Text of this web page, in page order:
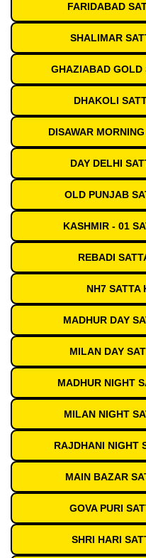
FARIDABAD
SHALIMAR
GHAZIABAD GOLD
DHAKOLI
DISAWAR
DAY DELHI
OLD PUNJAB
KASHMIR - 01
REBADI
NH7 SATTA
MADHUR DAY
MILAN DAY
MADHUR NIGHT
MILAN NIGHT
RAJDHANI NIGHT
MAIN BAZAR
GOVA PURI
SHRI HARI